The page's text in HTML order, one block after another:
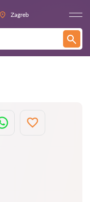
Zagreb